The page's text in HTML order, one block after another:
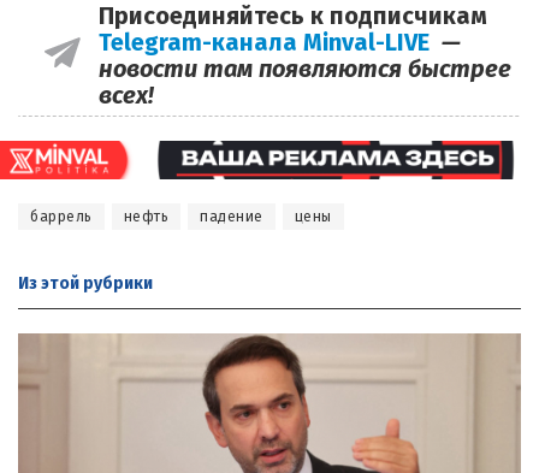
Присоединяйтесь к подписчикам
Telegram-канала Minval-LIVE —
новости там появляются быстрее
всех!
баррель нефть падение цены
Из этой рубрики